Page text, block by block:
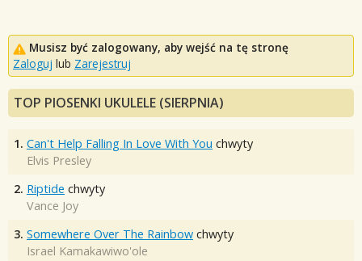
Musisz być zalogowany, aby wejść na tę stronę
Zaloguj lub Zarejestruj
TOP PIOSENKI UKULELE (SIERPNIA)
1. Can't Help Falling In Love With You chwyty
Elvis Presley
2. Riptide chwyty
Vance Joy
3. Somewhere Over The Rainbow chwyty
Israel Kamakawiwo'ole